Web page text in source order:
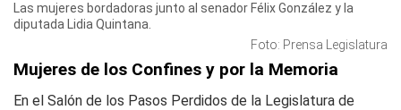
Las mujeres bordadoras junto al senador Félix González y la
diputada Lidia Quintana.
Foto: Prensa Legislatura
Mujeres de los Confines y por la Memoria
En el Salón de los Pasos Perdidos de la Legislatura de